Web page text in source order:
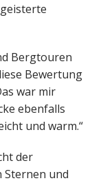
Bergtouren
Bewertung
war mir
ebenfalls
und warm.“
der
Sternen und